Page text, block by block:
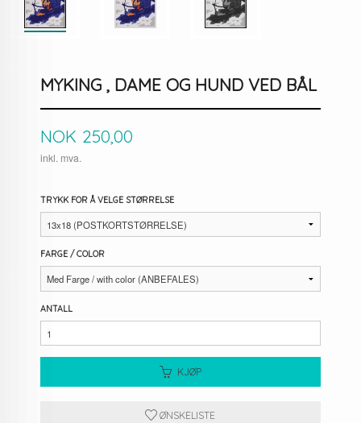
MYKING , DAME OG HUND VED BÅL
Pris
NOK 250,00
inkl. mva.
TRYKK FOR Å VELGE STØRRELSE
FARGE / COLOR
ANTALL
KJØP
ØNSKELISTE